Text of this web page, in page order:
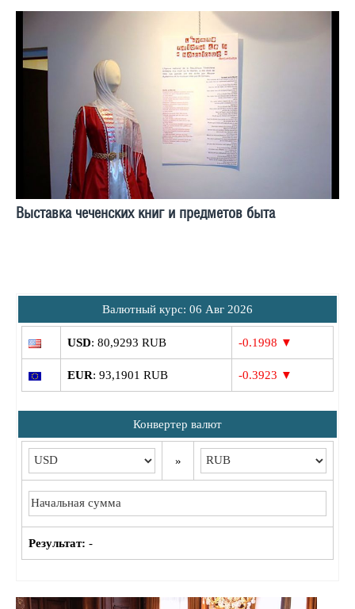
Выставка чеченских книг и предметов быта
Bалютный курс: 06 Авг 2026
USD: 80,9293 RUB -0.1998 ▼
EUR: 93,1901 RUB -0.3923 ▼
Конвертер валют
»
Результат: -